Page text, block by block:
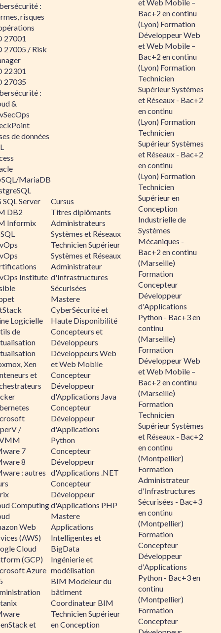
:
risques
27001
27005 / Risk
22301
27035
:
&
de données
MariaDB
SQL Server
DB2
Informix
Institute
Logicielle
de
Xen
et
/
7
8
: autres
Computing
Web
(AWS)
Cloud
(GCP)
Azure
et
Cursus
Titres diplômants
Administrateurs
Systèmes et Réseaux
Technicien Supérieur
Systèmes et Réseaux
Administrateur
d'Infrastructures
Sécurisées
Mastere
CyberSécurité et
Haute Disponibilité
Concepteurs et
Développeurs
Développeurs Web
et Web Mobile
Concepteur
Développeur
d'Applications Java
Concepteur
Développeur
d'Applications
Python
Concepteur
Développeur
d'Applications .NET
Concepteur
Développeur
d'Applications PHP
Mastere
Applications
Intelligentes et
BigData
Ingénierie et
modélisation
BIM Modeleur du
bâtiment
Coordinateur BIM
Technicien Supérieur
en Conception
et Web Mobile –
Bac+2 en continu
(Lyon) Formation
Développeur Web
et Web Mobile –
Bac+2 en continu
(Lyon) Formation
Technicien
Supérieur Systèmes
et Réseaux - Bac+2
en continu
(Lyon) Formation
Technicien
Supérieur Systèmes
et Réseaux - Bac+2
en continu
(Lyon) Formation
Technicien
Supérieur en
Conception
Industrielle de
Systèmes
Mécaniques -
Bac+2 en continu
(Marseille)
Formation
Concepteur
Développeur
d'Applications
Python - Bac+3 en
continu
(Marseille)
Formation
Développeur Web
et Web Mobile –
Bac+2 en continu
(Marseille)
Formation
Technicien
Supérieur Systèmes
et Réseaux - Bac+2
en continu
(Montpellier)
Formation
Administrateur
d'Infrastructures
Sécurisées - Bac+3
en continu
(Montpellier)
Formation
Concepteur
Développeur
d'Applications
Python - Bac+3 en
continu
(Montpellier)
Formation
Concepteur